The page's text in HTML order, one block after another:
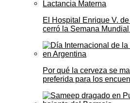
El Hospital Enrique V.
cerró la Semana
Por qué la cerveza se
preferida para los